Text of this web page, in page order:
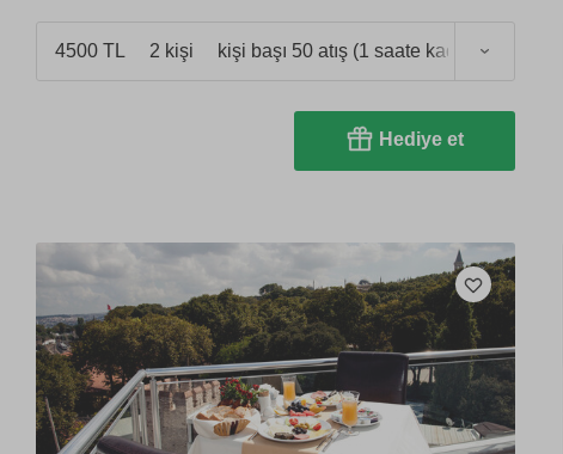
4500 TL 2 kişi kişi başı 50 atış (1 saate kadar)
Hediye et